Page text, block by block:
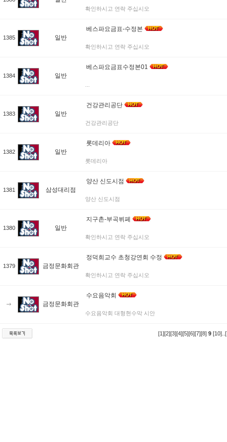
확인하시고 연락 주십시오
1385 일반
베스파요금표-수정본
확인하시고 연락 주십시오
1384 일반
베스파요금표수정본01
1383 일반
건강관리공단
건강관리공단
1382 일반
롯데리아
롯데리아
1381 삼성대리점
양산 신도시점
양산 신도시점
1380 일반
지구촌-부곡뷔페
확인하시고 연락 주십시오
1379 금정문화회관
정덕희교수 초청강연회 수정
확인하시고 연락 주십시오
금정문화회관
수요음악회
수요음악회 대형현수막 시안
[1][2][3][4][5][6][7][8] 9 [10]